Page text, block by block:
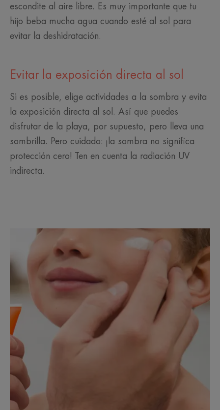
escondite al aire libre. Es muy importante que tu
hijo beba mucha agua cuando esté al sol para
evitar la deshidratación.
Evitar la exposición directa al sol
Si es posible, elige actividades a la sombra y evita
la exposición directa al sol. Así que puedes
disfrutar de la playa, por supuesto, pero lleva una
sombrilla. Pero cuidado: ¡la sombra no significa
protección cero! Ten en cuenta la radiación UV
indirecta.